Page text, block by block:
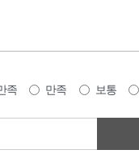
족 만족 보통